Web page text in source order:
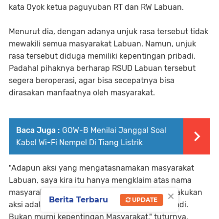
kata Oyok ketua paguyuban RT dan RW Labuan.
Menurut dia, dengan adanya unjuk rasa tersebut tidak
mewakili semua masyarakat Labuan. Namun, unjuk
rasa tersebut diduga memiliki kepentingan pribadi.
Padahal pihaknya berharap RSUD Labuan tersebut
segera beroperasi, agar bisa secepatnya bisa
dirasakan manfaatnya oleh masyarakat.
Baca Juga : GOW-B Menilai Janggal Soal
Kabel Wi-Fi Nempel Di Tiang Listrik
"Adapun aksi yang mengatasnamakan masyarakat
Labuan, saya kira itu hanya mengklaim atas nama
masyarakat saja. Saya yakin mereka yang melakukan
aksi adalah orang yg punya kepentingan pribadi.
Bukan murni kepentingan Masyarakat," tuturnya.
×
Berita Terbaru UPDATE